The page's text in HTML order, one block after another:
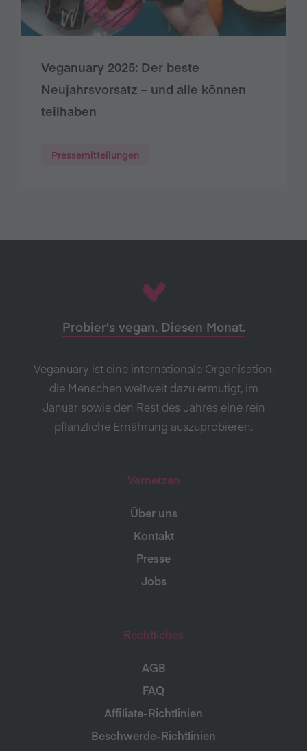
Veganuary 2025: Der beste
Neujahrsvorsatz – und alle können
teilhaben
Pressemitteilungen
Probier's vegan. Diesen Monat.
Veganuary ist eine internationale Organisation,
die Menschen weltweit dazu ermutigt, im
Januar sowie den Rest des Jahres eine rein
pflanzliche Ernährung auszuprobieren.
Vernetzen
Über uns
Kontakt
Presse
Jobs
Rechtliches
AGB
FAQ
Affiliate-Richtlinien
Beschwerde-Richtlinien